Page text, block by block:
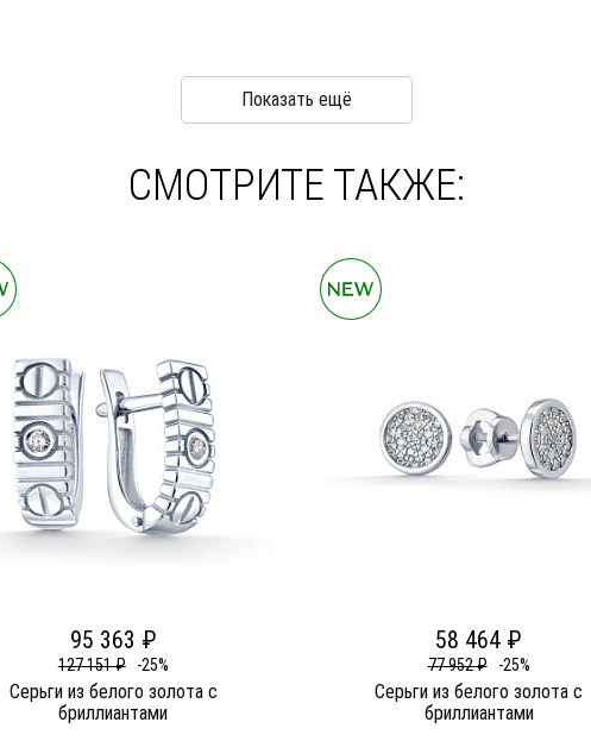
Показать ещё
СМОТРИТЕ ТАКЖЕ:
95 363 ₽
127 151 ₽ -25%
Серьги из белого золота c
бриллиантами
58 464 ₽
77 952 ₽ -25%
Серьги из белого золота c
бриллиантами